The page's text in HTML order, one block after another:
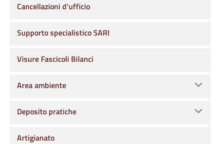
Cancellazioni d'ufficio
Supporto specialistico SARI
Visure Fascicoli Bilanci
Area ambiente
Deposito pratiche
Artigianato